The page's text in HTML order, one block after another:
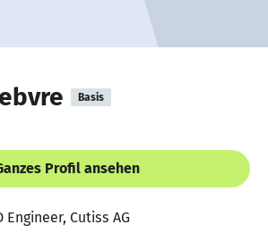
Basis
Profil ansehen
Engineer, Cutiss AG